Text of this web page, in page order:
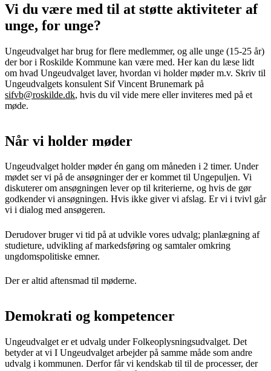
Vi du være med til at støtte aktiviteter af
unge, for unge?
Ungeudvalget har brug for flere medlemmer, og alle unge (15-25 år)
der bor i Roskilde Kommune kan være med. Her kan du læse lidt
om hvad Ungeudvalget laver, hvordan vi holder møder m.v. Skriv til
Ungeudvalgets konsulent Sif Vincent Brunemark på
sifvb@roskilde.dk, hvis du vil vide mere eller inviteres med på et
møde.
Når vi holder møder
Ungeudvalget holder møder én gang om måneden i 2 timer. Under
mødet ser vi på de ansøgninger der er kommet til Ungepuljen. Vi
diskuterer om ansøgningen lever op til kriterierne, og hvis de gør
godkender vi ansøgningen. Hvis ikke giver vi afslag. Er vi i tvivl går
vi i dialog med ansøgeren.
Derudover bruger vi tid på at udvikle vores udvalg; planlægning af
studieture, udvikling af markedsføring og samtaler omkring
ungdomspolitiske emner.
Der er altid aftensmad til møderne.
Demokrati og kompetencer
Ungeudvalget er et udvalg under Folkeoplysningsudvalget. Det
betyder at vi I Ungeudvalget arbejder på samme måde som andre
udvalg i kommunen. Derfor får vi kendskab til til de processer, der